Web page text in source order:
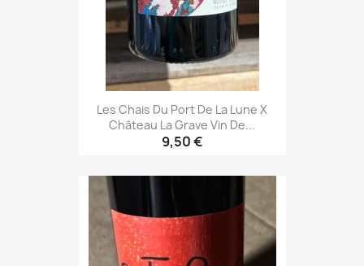
Les Chais Du Port De La Lune X
Château La Grave Vin De...
9,50 €